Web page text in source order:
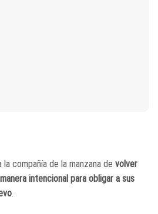
compañía de la manzana de volver
intencional para obligar a sus
.